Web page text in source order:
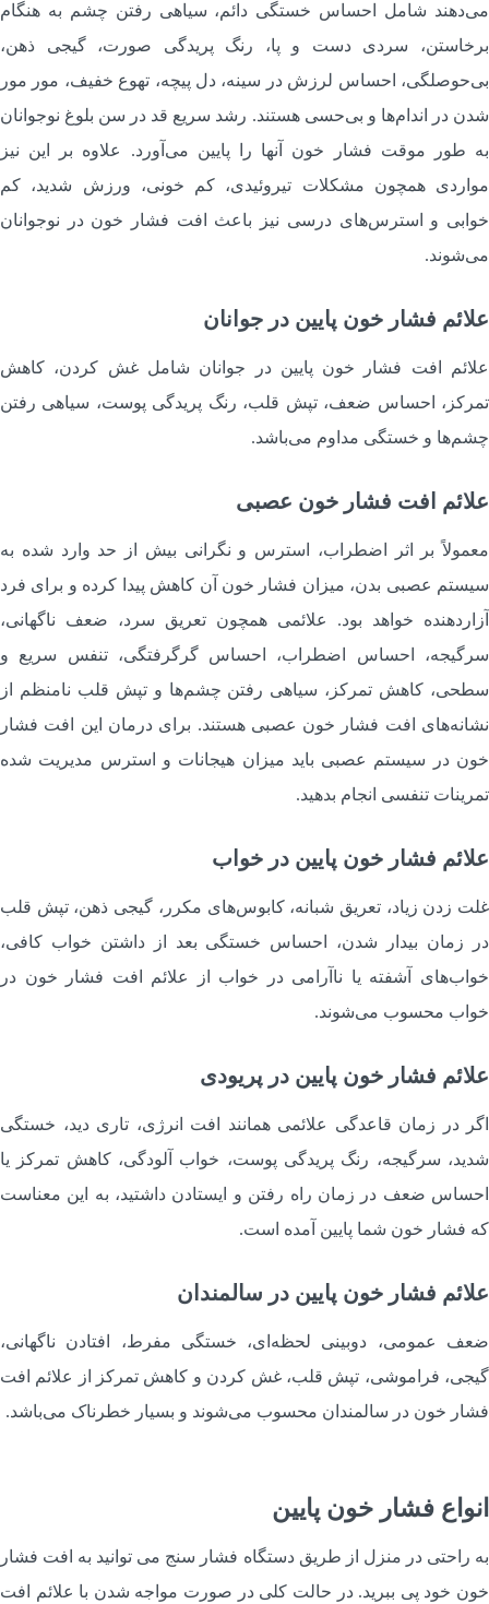
شامل احساس خستگی دائم، سیاهی رفتن چشم به هنگام
سردی دست و پا، رنگ پریدگی صورت، گیجی ذهن،
احساس لرزش در سینه، دل پیچه، تهوع خفیف، مور مور
در اندام‌ها و بی‌حسی هستند. رشد سریع قد در سن بلوغ نوجوانان
طور موقت فشار خون آنها را پایین می‌آورد. علاوه بر این نیز
همچون مشکلات تیروئیدی، کم خونی، ورزش شدید، کم
و استرس‌های درسی نیز باعث افت فشار خون در نوجوانان
فشار خون پایین در جوانان
افت فشار خون پایین در جوانان شامل غش کردن، کاهش
احساس ضعف، تپش قلب، رنگ پریدگی پوست، سیاهی رفتن
و خستگی مداوم می‌باشد.
افت فشار خون عصبی
بر اثر اضطراب، استرس و نگرانی بیش از حد وارد شده به
عصبی بدن، میزان فشار خون آن کاهش پیدا کرده و برای فرد
خواهد بود. علائمی همچون تعریق سرد، ضعف ناگهانی،
احساس اضطراب، احساس گرگرفتگی، تنفس سریع و
کاهش تمرکز، سیاهی رفتن چشم‌ها و تپش قلب نامنظم از
افت فشار خون عصبی هستند. برای درمان این افت فشار
در سیستم عصبی باید میزان هیجانات و استرس مدیریت شده
تنفسی انجام بدهید.
فشار خون پایین در خواب
زدن زیاد، تعریق شبانه، کابوس‌های مکرر، گیجی ذهن، تپش قلب
زمان بیدار شدن، احساس خستگی بعد از داشتن خواب کافی،
آشفته یا ناآرامی در خواب از علائم افت فشار خون در
محسوب می‌شوند.
فشار خون پایین در پریودی
در زمان قاعدگی علائمی همانند افت انرژی، تاری دید، خستگی
سرگیجه، رنگ پریدگی پوست، خواب آلودگی، کاهش تمرکز یا
ضعف در زمان راه رفتن و ایستادن داشتید، به این معناست
فشار خون شما پایین آمده است.
فشار خون پایین در سالمندان
عمومی، دوبینی لحظه‌ای، خستگی مفرط، افتادن ناگهانی،
فراموشی، تپش قلب، غش کردن و کاهش تمرکز از علائم افت
خون در سالمندان محسوب می‌شوند و بسیار خطرناک می‌باشد.
فشار خون پایین
راحتی در منزل از طریق دستگاه فشار سنج می توانید به افت فشار
خود پی ببرید. در حالت کلی در صورت مواجه شدن با علائم افت